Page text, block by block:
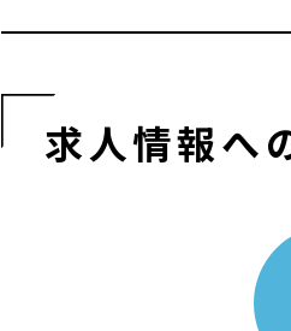
求人情報へ